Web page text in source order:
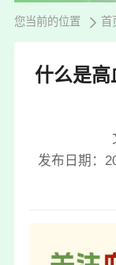
您当前的位置 首
什么是高
发布日期：